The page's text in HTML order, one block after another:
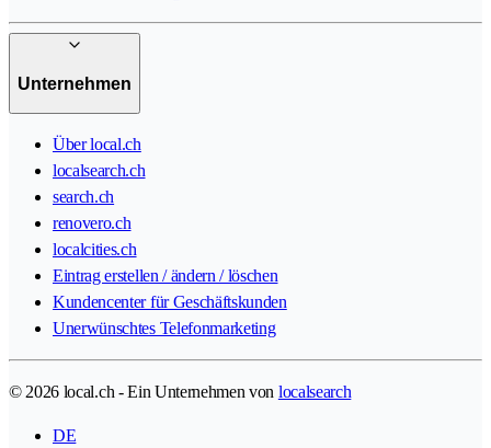
Unternehmen
Über local.ch
localsearch.ch
search.ch
renovero.ch
localcities.ch
Eintrag erstellen / ändern / löschen
Kundencenter für Geschäftskunden
Unerwünschtes Telefonmarketing
© 2026 local.ch - Ein Unternehmen von localsearch
DE